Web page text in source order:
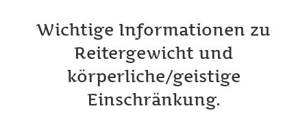
Wichtige Informationen zu
Reitergewicht und
körperliche/geistige
Einschränkung.